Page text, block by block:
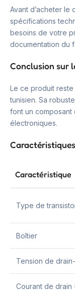
Avant d’acheter
spécifications
besoins de votre
documentation du
Conclusion sur
Le ce produit
tunisien. Sa
font un
électroniques.
Caractéristique
Type de
Boîtier
Tension de
Courant de drain